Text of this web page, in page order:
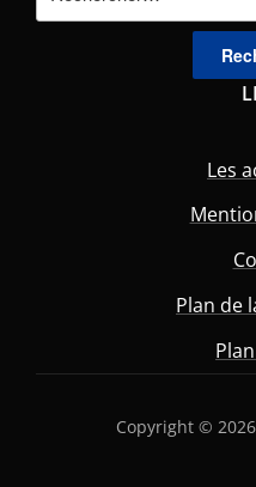
Les
Plan de
Copyright ©